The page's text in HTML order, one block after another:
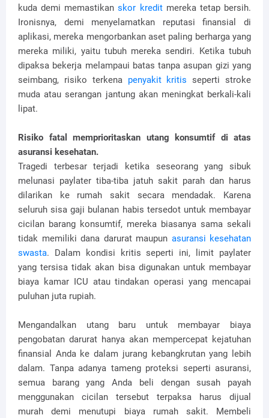
kuda demi memastikanskor kreditmereka tetap bersih.
Ironisnya, demi menyelamatkan reputasi finansial di
aplikasi, mereka mengorbankan aset paling berharga yang
mereka miliki, yaitu tubuh mereka sendiri. Ketika tubuh
dipaksa bekerja melampaui batas tanpa asupan gizi yang
seimbang, risiko terkena penyakit kritis seperti stroke
muda atau serangan jantung akan meningkat berkali-kali
lipat.
Risiko fatal memprioritaskan utang konsumtif di atas
asuransi kesehatan.
Tragedi terbesar terjadi ketika seseorang yang sibuk
melunasi paylater tiba-tiba jatuh sakit parah dan harus
dilarikan ke rumah sakit secara mendadak. Karena
seluruh sisa gaji bulanan habis tersedot untuk membayar
cicilan barang konsumtif, mereka biasanya sama sekali
tidak memiliki dana darurat maupun asuransi kesehatan
swasta. Dalam kondisi kritis seperti ini, limit paylater
yang tersisa tidak akan bisa digunakan untuk membayar
biaya kamar ICU atau tindakan operasi yang mencapai
puluhan juta rupiah.
Mengandalkan utang baru untuk membayar biaya
pengobatan darurat hanya akan mempercepat kejatuhan
finansial Anda ke dalam jurang kebangkrutan yang lebih
dalam. Tanpa adanya tameng proteksi seperti asuransi,
semua barang yang Anda beli dengan susah payah
menggunakan cicilan tersebut terpaksa harus dijual
murah demi menutupi biaya rumah sakit. Membeli